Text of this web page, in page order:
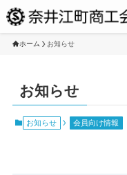
ホーム お知らせ
お知らせ
お知らせ 会員向け情報